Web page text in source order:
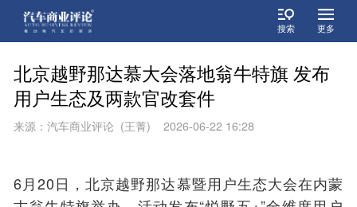
搜索 更多
北京越野那达慕大会落地翁牛特旗 发布
用户生态及两款官改套件
来源：汽车商业评论 (王菁) 2026-06-22 16:28
6月20日，北京越野那达慕暨用户生态大会在内蒙